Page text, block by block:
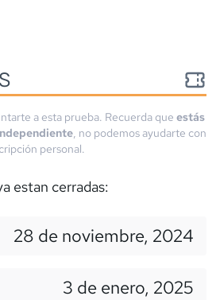
a esta prueba. Recuerda que estás
, no podemos ayudarte con
personal.
estan cerradas:
28 de noviembre, 2024
3 de enero, 2025